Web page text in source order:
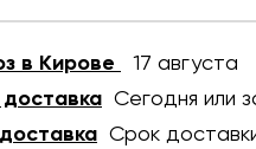
в Кирове
17 августа
Сегодня или
Срок